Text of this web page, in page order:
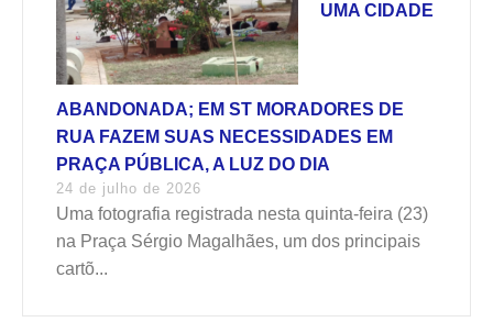
UMA CIDADE
ABANDONADA; EM ST MORADORES DE
RUA FAZEM SUAS NECESSIDADES EM
PRAÇA PÚBLICA, A LUZ DO DIA
24 de julho de 2026
Uma fotografia registrada nesta quinta-feira (23)
na Praça Sérgio Magalhães, um dos principais
cartõ...